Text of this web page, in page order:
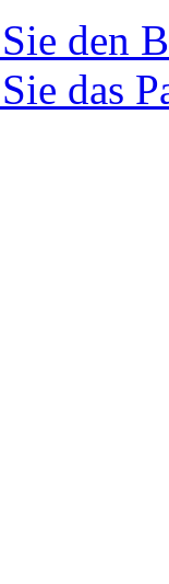
den
das